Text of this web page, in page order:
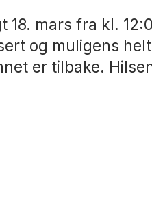
mars fra kl.
og muligens
er tilbake.